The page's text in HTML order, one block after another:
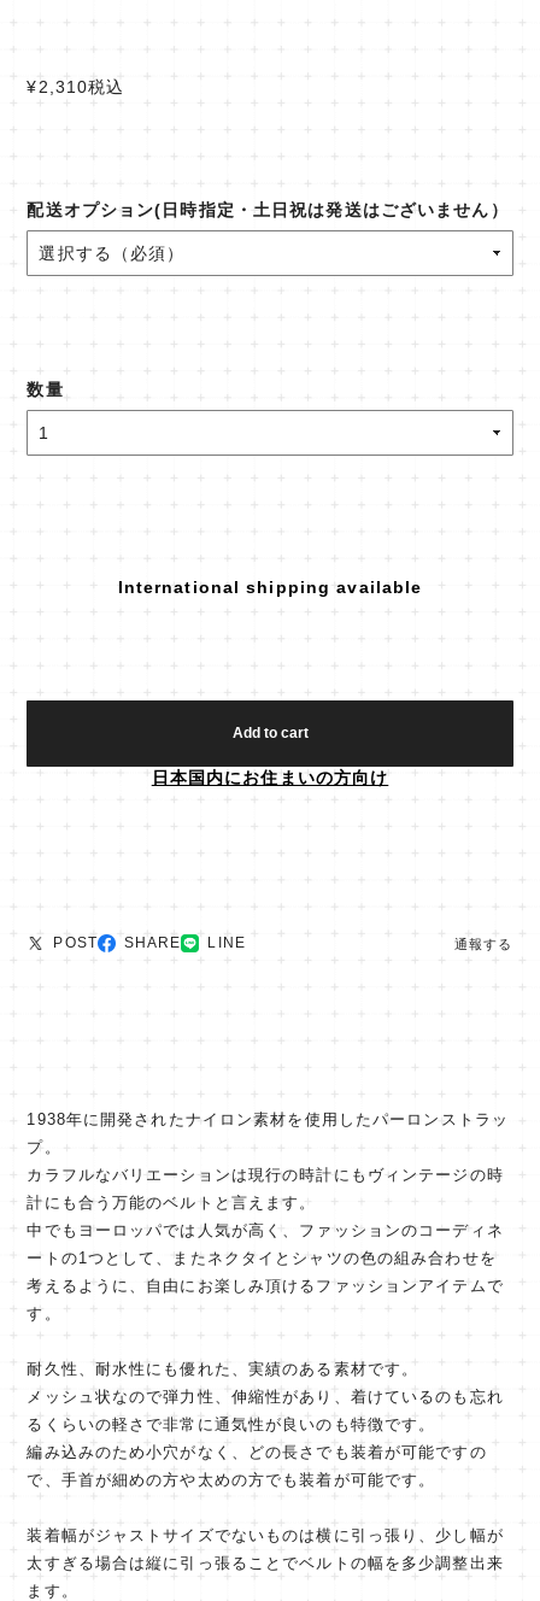
¥2,310税込
配送オプション(日時指定・土日祝は発送はございません）
数量
International shipping available
Add to cart
日本国内にお住まいの方向け
POST SHARE LINE 通報する
1938年に開発されたナイロン素材を使用したパーロンストラッ
プ。
カラフルなバリエーションは現行の時計にもヴィンテージの時
計にも合う万能のベルトと言えます。
中でもヨーロッパでは人気が高く、ファッションのコーディネ
ートの1つとして、またネクタイとシャツの色の組み合わせを
考えるように、自由にお楽しみ頂けるファッションアイテムで
す。
耐久性、耐水性にも優れた、実績のある素材です。
メッシュ状なので弾力性、伸縮性があり、着けているのも忘れ
るくらいの軽さで非常に通気性が良いのも特徴です。
編み込みのため小穴がなく、どの長さでも装着が可能ですの
で、手首が細めの方や太めの方でも装着が可能です。
装着幅がジャストサイズでないものは横に引っ張り、少し幅が
太すぎる場合は縦に引っ張ることでベルトの幅を多少調整出来
ます。